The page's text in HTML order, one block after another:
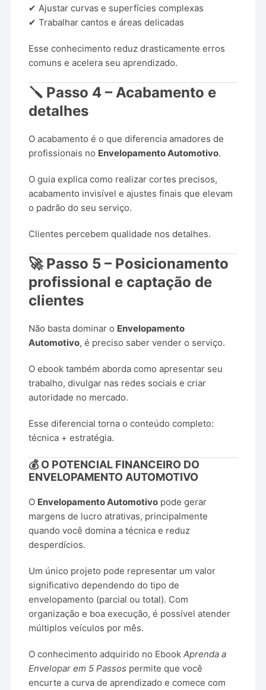
✔ Ajustar curvas e superfícies complexas
✔ Trabalhar cantos e áreas delicadas
Esse conhecimento reduz drasticamente erros
comuns e acelera seu aprendizado.
🪛 Passo 4 – Acabamento e
detalhes
O acabamento é o que diferencia amadores de
profissionais no Envelopamento Automotivo.
O guia explica como realizar cortes precisos,
acabamento invisível e ajustes finais que elevam
o padrão do seu serviço.
Clientes percebem qualidade nos detalhes.
🚀 Passo 5 – Posicionamento
profissional e captação de
clientes
Não basta dominar o Envelopamento
Automotivo, é preciso saber vender o serviço.
O ebook também aborda como apresentar seu
trabalho, divulgar nas redes sociais e criar
autoridade no mercado.
Esse diferencial torna o conteúdo completo:
técnica + estratégia.
💰 O POTENCIAL FINANCEIRO DO
ENVELOPAMENTO AUTOMOTIVO
O Envelopamento Automotivo pode gerar
margens de lucro atrativas, principalmente
quando você domina a técnica e reduz
desperdícios.
Um único projeto pode representar um valor
significativo dependendo do tipo de
envelopamento (parcial ou total). Com
organização e boa execução, é possível atender
múltiplos veículos por mês.
O conhecimento adquirido no EbookAprenda a
Envelopar em 5 Passos permite que você
encurte a curva de aprendizado e comece com